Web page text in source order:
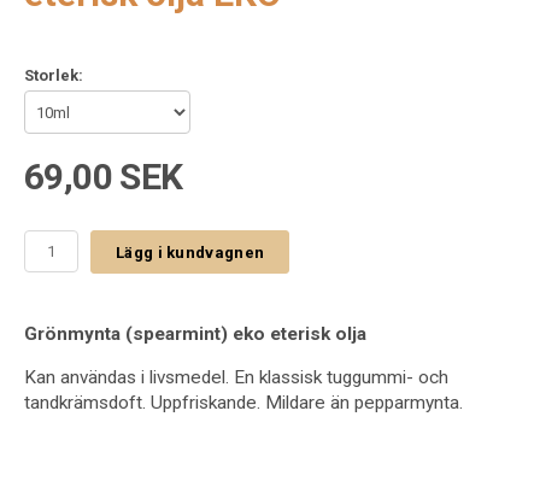
Storlek:
69,00 SEK
Lägg i kundvagnen
Grönmynta (spearmint) eko eterisk olja
Kan användas i livsmedel. En klassisk tuggummi- och
tandkrämsdoft. Uppfriskande. Mildare än pepparmynta.